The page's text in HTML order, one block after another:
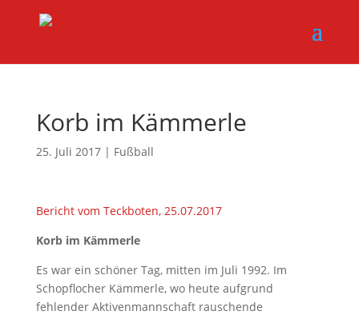
Korb im Kämmerle
25. Juli 2017| Fußball
Bericht vom Teckboten, 25.07.2017
Korb im Kämmerle
Es war ein schöner Tag, mitten im Juli 1992. Im
Schopflocher Kämmerle, wo heute aufgrund
fehlender Aktivenmannschaft rauschende